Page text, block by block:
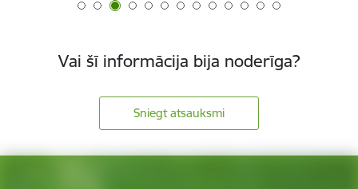
Vai šī informācija bija noderīga?
Sniegt atsauksmi